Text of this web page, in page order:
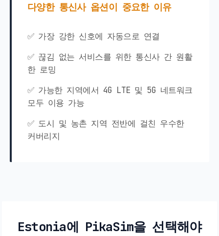
다양한 통신사 옵션이 중요한 이유
✅ 가장 강한 신호에 자동으로 연결
✅ 끊김 없는 서비스를 위한 통신사 간 원활
한 로밍
✅ 가능한 지역에서 4G LTE 및 5G 네트워크
모두 이용 가능
✅ 도시 및 농촌 지역 전반에 걸친 우수한
커버리지
Estonia에 PikaSim을 선택해야